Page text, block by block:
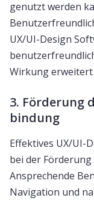
genutzt werden
UX/UI-Design
Wirkung erweitert
3. Förderung
bindung
Effektives UX/UI-
bei der
Ansprechende
Navigation und